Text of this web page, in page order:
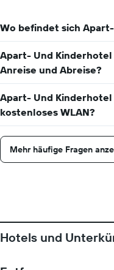
Wo befindet sich
Apart- Und
Anreise und Abreise?
Apart- Und
kostenloses WLAN?
Mehr häufige Fragen
Hotels und